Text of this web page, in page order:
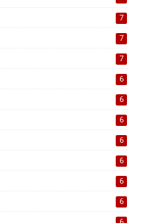
7
7
7
6
6
6
6
6
6
6